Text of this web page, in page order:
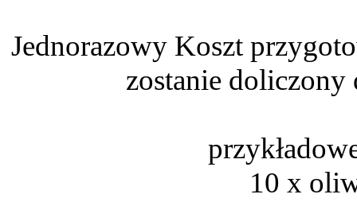
Jednorazowy Koszt
zostanie
10 x